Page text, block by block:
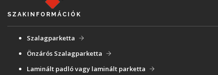
SZAKINFORMÁCIÓK
Szalagparketta
Önzárós Szalagparketta
Laminált padló vagy laminált parketta